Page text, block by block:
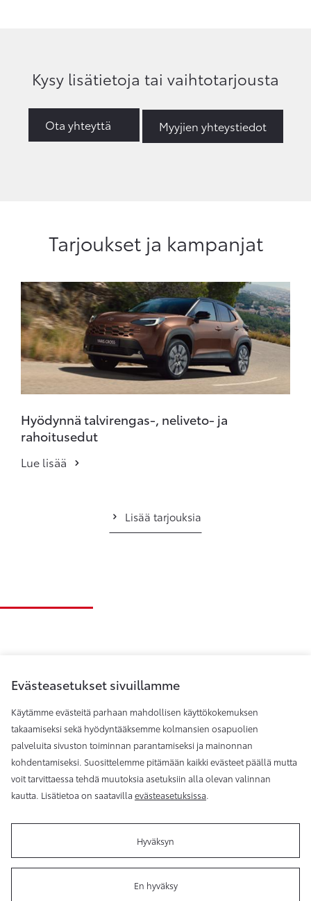
Kysy lisätietoja tai vaihtotarjousta
Ota yhteyttä Myyjien yhteystiedot
Tarjoukset ja kampanjat
Hyödynnä talvirengas-, neliveto- ja
rahoitusedut
Lue lisää
Lisää tarjouksia
Toyota Helsinki
Käyttöehdot Evästeasetukset Reklamaatio Tilaa
Evästeasetukset sivuillamme
Käytämme evästeitä parhaan mahdollisen käyttökokemuksen
takaamiseksi sekä hyödyntääksemme kolmansien osapuolien
palveluita sivuston toiminnan parantamiseksi ja mainonnan
kohdentamiseksi. Suosittelemme pitämään kaikki evästeet päällä mutta
voit tarvittaessa tehdä muutoksia asetuksiin alla olevan valinnan
kautta. Lisätietoa on saatavilla evästeasetuksissa.
Hyväksyn
En hyväksy